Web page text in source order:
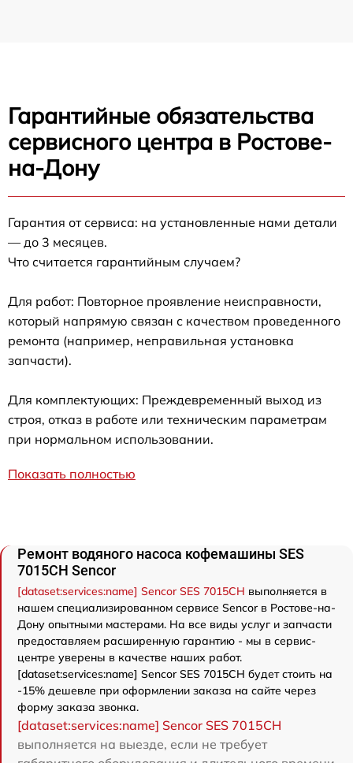
Гарантийные обязательства
сервисного центра в Ростове-
на-Дону
Гарантия от сервиса: на установленные нами детали
— до 3 месяцев.
Что считается гарантийным случаем?
Для работ: Повторное проявление неисправности,
который напрямую связан с качеством проведенного
ремонта (например, неправильная установка
запчасти).
Для комплектующих: Преждевременный выход из
строя, отказ в работе или техническим параметрам
при нормальном использовании.
Показать полностью
Ремонт водяного насоса кофемашины SES
7015CH Sencor
[dataset:services:name] Sencor SES 7015CH выполняется в
нашем специализированном сервисе Sencor в Ростове-на-
Дону опытными мастерами. На все виды услуг и запчасти
предоставляем расширенную гарантию - мы в сервис-
центре уверены в качестве наших работ.
[dataset:services:name] Sencor SES 7015CH будет стоить на
-15% дешевле при оформлении заказа на сайте через
форму заказа звонка.
[dataset:services:name] Sencor SES 7015CH
выполняется на выезде, если не требует